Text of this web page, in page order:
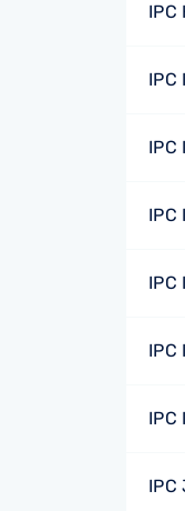
IPC
IPC
IPC
IPC
IPC
IPC
IPC
IPC